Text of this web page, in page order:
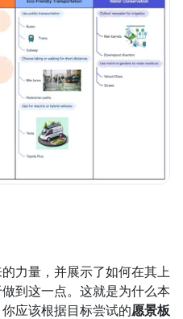
力量，并展示了如何在其上
到这一点。这就是为什么本
应该根据目标尝试的愿景板